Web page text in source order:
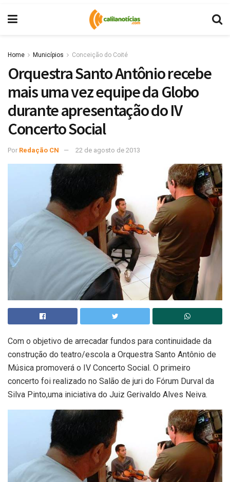
Home Municípios Conceição do Coité
Orquestra Santo Antônio recebe
mais uma vez equipe da Globo
durante apresentação do IV
Concerto Social
Por Redação CN 22 de agosto de 2013
Com o objetivo de arrecadar fundos para continuidade da
construção do teatro/escola a Orquestra Santo Antônio de
Música promoverá o IV Concerto Social. O primeiro
concerto foi realizado no Salão de juri do Fórum Durval da
Silva Pinto,uma iniciativa do Juiz Gerivaldo Alves Neiva.